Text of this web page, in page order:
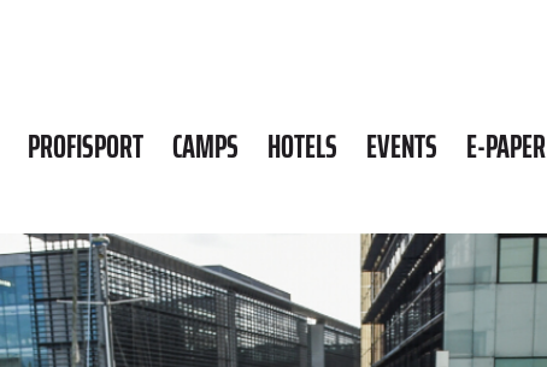
PROFISPORT CAMPS HOTELS EVENTS E-PAPER